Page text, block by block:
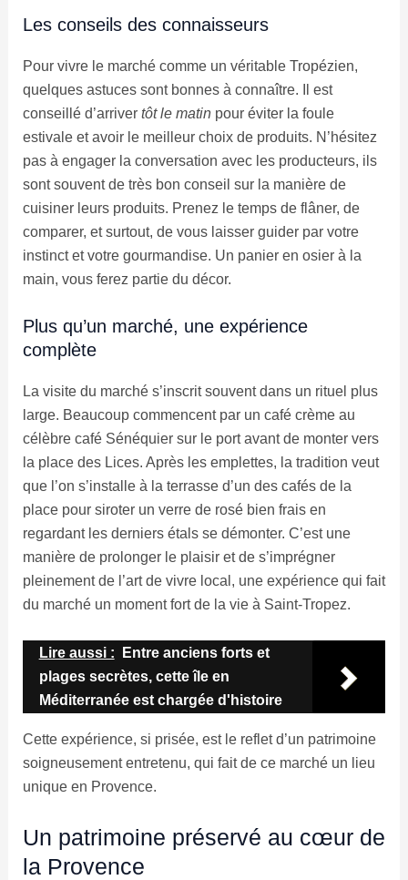
Les conseils des connaisseurs
Pour vivre le marché comme un véritable Tropézien,
quelques astuces sont bonnes à connaître. Il est
conseillé d’arriver tôt le matinpour éviter la foule
estivale et avoir le meilleur choix de produits. N’hésitez
pas à engager la conversation avec les producteurs, ils
sont souvent de très bon conseil sur la manière de
cuisiner leurs produits. Prenez le temps de flâner, de
comparer, et surtout, de vous laisser guider par votre
instinct et votre gourmandise. Un panier en osier à la
main, vous ferez partie du décor.
Plus qu’un marché, une expérience
complète
La visite du marché s’inscrit souvent dans un rituel plus
large. Beaucoup commencent par un café crème au
célèbre café Sénéquier sur le port avant de monter vers
la place des Lices. Après les emplettes, la tradition veut
que l’on s’installe à la terrasse d’un des cafés de la
place pour siroter un verre de rosé bien frais en
regardant les derniers étals se démonter. C’est une
manière de prolonger le plaisir et de s’imprégner
pleinement de l’art de vivre local, une expérience qui fait
du marché un moment fort de la vie à Saint-Tropez.
Lire aussi :
Entre anciens forts et
plages secrètes, cette île en
Méditerranée est chargée d'histoire
Cette expérience, si prisée, est le reflet d’un patrimoine
soigneusement entretenu, qui fait de ce marché un lieu
unique en Provence.
Un patrimoine préservé au cœur de
la Provence